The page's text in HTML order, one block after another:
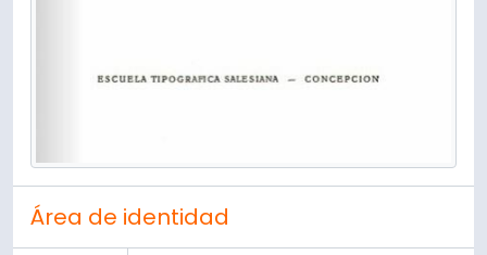
Área de identidad